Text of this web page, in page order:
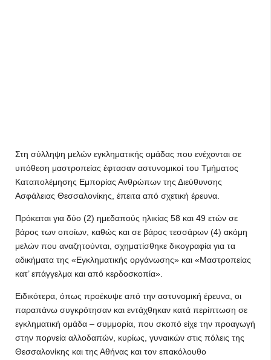
Στη σύλληψη μελών εγκληματικής ομάδας που ενέχονται σε
υπόθεση μαστροπείας έφτασαν αστυνομικοί του Τμήματος
Καταπολέμησης Εμπορίας Ανθρώπων της Διεύθυνσης
Ασφάλειας Θεσσαλονίκης, έπειτα από σχετική έρευνα.
Πρόκειται για δύο (2) ημεδαπούς ηλικίας 58 και 49 ετών σε
βάρος των οποίων, καθώς και σε βάρος τεσσάρων (4) ακόμη
μελών που αναζητούνται, σχηματίσθηκε δικογραφία για τα
αδικήματα της «Εγκληματικής οργάνωσης» και «Μαστροπείας
κατ’ επάγγελμα και από κερδοσκοπία».
Ειδικότερα, όπως προέκυψε από την αστυνομική έρευνα, οι
παραπάνω συγκρότησαν και εντάχθηκαν κατά περίπτωση σε
εγκληματική ομάδα – συμμορία, που σκοπό είχε την προαγωγή
στην πορνεία αλλοδαπών, κυρίως, γυναικών στις πόλεις της
Θεσσαλονίκης και της Αθήνας και τον επακόλουθο